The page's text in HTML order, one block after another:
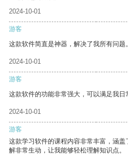
2024-10-01
游客
这款软件简直是神器，解决了我所有问题。
2024-10-01
游客
这款软件的功能非常强大，可以满足我日
2024-10-01
游客
这款学习软件的课程内容非常丰富，涵
解非常生动，让我能够轻松理解知识点。